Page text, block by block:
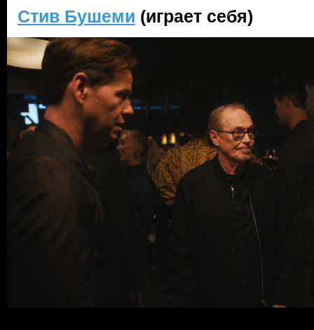
Стив Бушеми (играет себя)